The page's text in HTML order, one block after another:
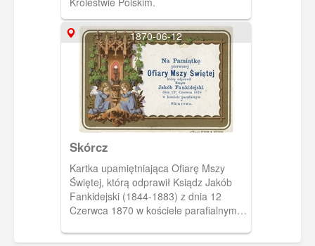
1870-06-12
Skórcz
Kartka upamiętniająca Ofiarę Mszy
Świętej, którą odprawił Ksiądz Jakób
Fankidejski (1844-1883) z dnia 12
Czerwca 1870 w kościele parafialnym w
historyk-regionalista.